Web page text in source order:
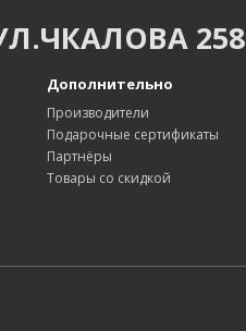
258
Дополнительно
Производители
Подарочные сертификаты
Партнёры
Товары со скидкой